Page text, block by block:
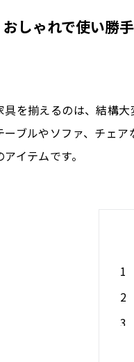
しゃれで使い勝
を揃えるのは、結構
ブルやソファ、チェ
イテムです。